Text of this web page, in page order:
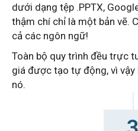
dưới dạng tệp .PPTX,
thậm chí chỉ là một bản vẽ.
cả các ngôn ngữ!
Toàn bộ quy trình đều trực
giá được tạo tự động, vì vậy
nó.